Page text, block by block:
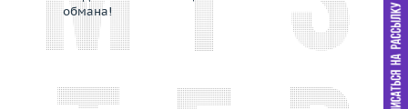
обмана!